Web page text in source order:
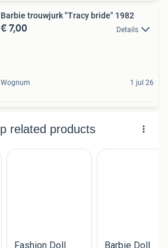
Barbie trouwjurk "Tracy bride" 1982
€ 7,00 Details
Wognum 1 jul 26